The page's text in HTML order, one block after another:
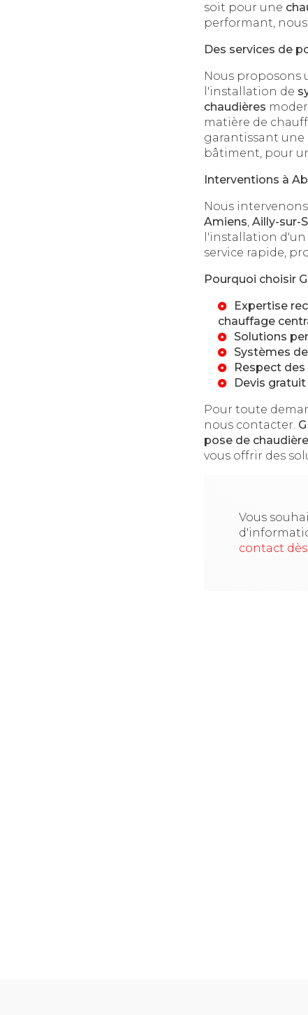
soit pour une
performant,
Des services de
Nous proposons
l'installation de
chaudières
matière de
garantissant
bâtiment, pour
Interventions à
Nous intervenons
Amiens, Ailly-sur-
l'installation d'un
service rapide,
Pourquoi choisir
Expertise
chauffage
Solutions
Systèmes
Respect des
Devis
Pour toute
nous contacter.
pose de
vous offrir des
Vous
contact